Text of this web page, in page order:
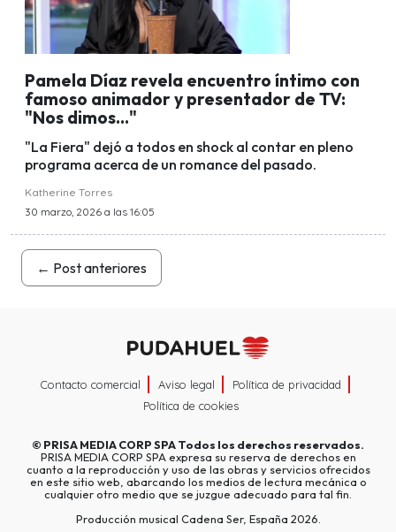
Pamela Díaz revela encuentro íntimo con
famoso animador y presentador de TV:
"Nos dimos..."
"La Fiera" dejó a todos en shock al contar en pleno
programa acerca de un romance del pasado.
Katherine Torres
30 marzo, 2026 a las 16:05
← Post anteriores
Contacto comercial Aviso legal
Política de privacidad
Política de cookies
© PRISA MEDIA CORP SPATodos los derechos reservados.
PRISA MEDIA CORP SPA expresa su reserva de derechos en
cuanto a la reproducción y uso de las obras y servicios ofrecidos
en este sitio web, abarcando los medios de lectura mecánica o
cualquier otro medio que se juzgue adecuado para tal fin.
Producción musical Cadena Ser, España 2026.